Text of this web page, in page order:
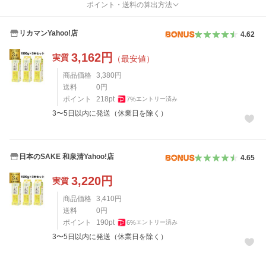
ポイント・送料の算出方法
リカマンYahoo!店 4.62
実質 3,162円 （最安値）
商品価格 3,380 円
送料
0 円
ポイント
218pt 7%エントリー済み
3〜5日以内に発送（休業日を除く）
日本のSAKE 和泉清Yahoo!店 4.65
実質 3,220円
商品価格 3,410 円
送料
0 円
ポイント
190pt 6%エントリー済み
3〜5日以内に発送（休業日を除く）